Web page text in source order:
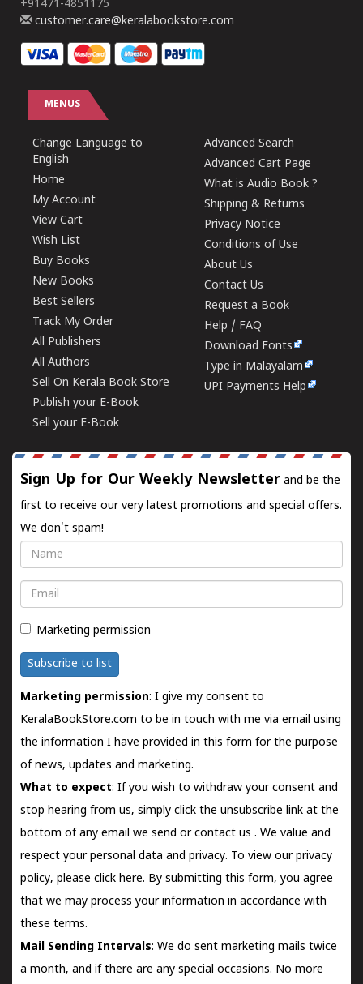
+91471-4851175
customer.care@keralabookstore.com
MENUS
Change Language to
English
Home
My Account
View Cart
Wish List
Buy Books
New Books
Best Sellers
Track My Order
All Publishers
All Authors
Sell On Kerala Book Store
Publish your E-Book
Sell your E-Book
Advanced Search
Advanced Cart Page
What is Audio Book ?
Shipping & Returns
Privacy Notice
Conditions of Use
About Us
Contact Us
Request a Book
Help / FAQ
Download Fonts
Type in Malayalam
UPI Payments Help
Sign Up for Our Weekly Newsletter and be the
first to receive our very latest promotions and special offers.
We don't spam!
Name
Email
Marketing permission
Subscribe to list
Marketing permission: I give my consent to
KeralaBookStore.com to be in touch with me via email using
the information I have provided in this form for the purpose
of news, updates and marketing.
What to expect: If you wish to withdraw your consent and
stop hearing from us, simply click the unsubscribe link at the
bottom of any email we send orcontact us . We value and
respect your personal data and privacy. To view our privacy
policy, please click here. By submitting this form, you agree
that we may process your information in accordance with
these terms.
Mail Sending Intervals: We do sent marketing mails twice
a month, and if there are any special occasions. No more